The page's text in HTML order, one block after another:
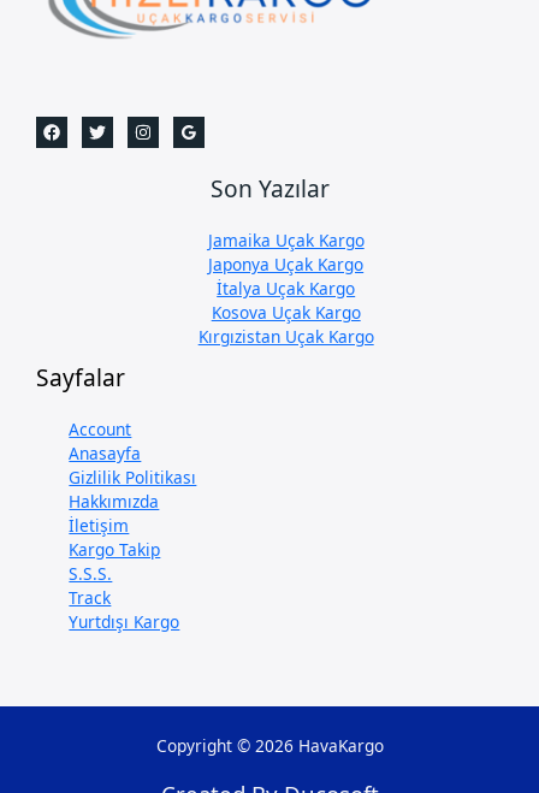
Son Yazılar
Jamaika Uçak Kargo
Japonya Uçak Kargo
İtalya Uçak Kargo
Kosova Uçak Kargo
Kırgızistan Uçak Kargo
Sayfalar
Account
Anasayfa
Gizlilik Politikası
Hakkımızda
İletişim
Kargo Takip
S.S.S.
Track
Yurtdışı Kargo
Copyright © 2026 HavaKargo